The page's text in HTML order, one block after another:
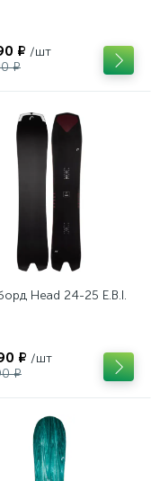
₽ /шт
₽
Head 24-25 E.B.I.
₽ /шт
₽